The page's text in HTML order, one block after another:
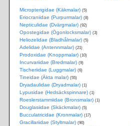
Micropterigidae (Käkmalar) (5)
Eriocraniidae (Purpurmalar) (8)
Nepticulidae (Dvärgmalar) (92)
Opostegidae (Ögonlocksmalar) (3)
Heliozelidae (Bladhålmalar) (5)
Adelidae (Antennmalar) (21)
Prodoxidae (Knoppmalar) (10)
Incurvariidae (Bredmalar) (9)
Tischeriidae (Luggmalar) (6)
Tineidae (Äkta malar) (55)
Dryadaulidae (Dryadmalar) (1)
Lypusidae (Hedsäckspinnare) (1)
Roeslerstammiidae (Bronsmalar) (1)
Douglasiidae (Skäckmalar) (5)
Bucculatricidae (Kronmalar) (17)
Gracillariidae (Styltmalar) (90)